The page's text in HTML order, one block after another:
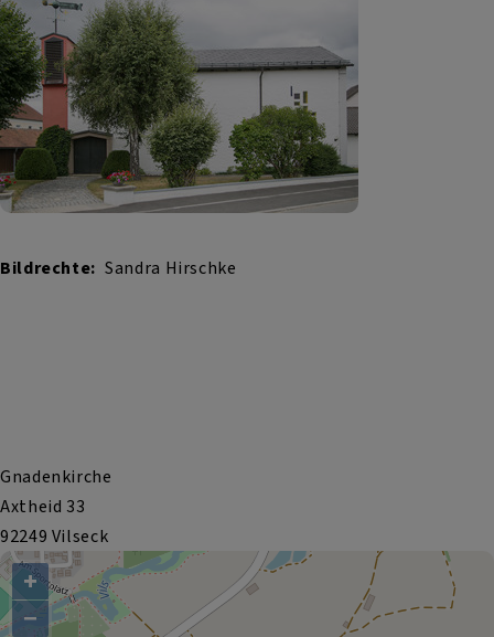
Bildrechte Sandra Hirschke
Gnadenkirche
Axtheid 33
92249 Vilseck
+
−